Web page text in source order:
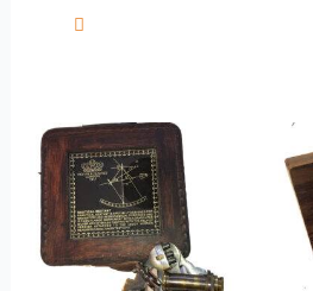
Ce
produit
a
plusieurs
variations.
Les
options